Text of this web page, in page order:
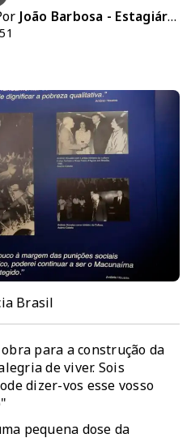
João Barbosa - Estagiário da Rádio Nacional*
Brasil
para a construção da
de viver. Sois
dizer-vos esse vosso
pequena dose da